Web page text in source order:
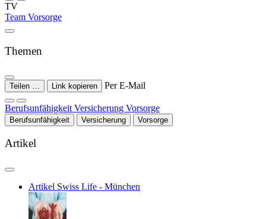
TV
Team Vorsorge
Themen
Teilen … Link kopieren Per E-Mail
Berufsunfähigkeit Versicherung Vorsorge
Berufsunfähigkeit Versicherung Vorsorge
Artikel
Artikel Swiss Life - München